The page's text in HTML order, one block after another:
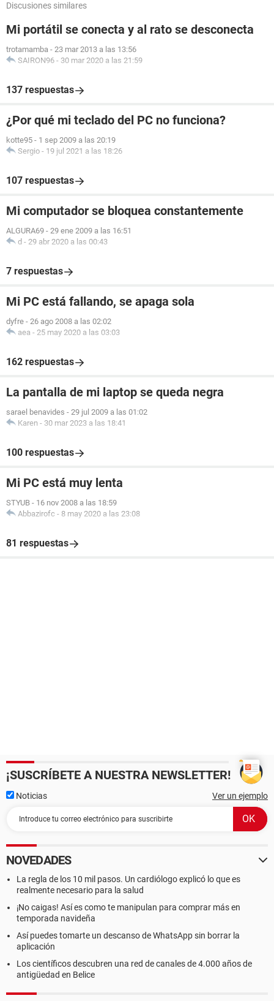
Discusiones similares
Mi portátil se conecta y al rato se desconecta
trotamamba - 23 mar 2013 a las 13:56
SAIRON96 - 30 mar 2020 a las 21:59
137 respuestas
¿Por qué mi teclado del PC no funciona?
kotte95 - 1 sep 2009 a las 20:19
Sergio - 19 jul 2021 a las 18:26
107 respuestas
Mi computador se bloquea constantemente
ALGURA69 - 29 ene 2009 a las 16:51
d - 29 abr 2020 a las 00:43
7 respuestas
Mi PC está fallando, se apaga sola
dyfre - 26 ago 2008 a las 02:02
aea - 25 may 2020 a las 03:03
162 respuestas
La pantalla de mi laptop se queda negra
sarael benavides - 29 jul 2009 a las 01:02
Karen - 30 mar 2023 a las 18:41
100 respuestas
Mi PC está muy lenta
STYUB - 16 nov 2008 a las 18:59
Abbazirofc - 8 may 2020 a las 23:08
81 respuestas
¡SUSCRÍBETE A NUESTRA NEWSLETTER!
Noticias Ver un ejemplo
NOVEDADES
La regla de los 10 mil pasos. Un cardiólogo explicó lo que es
realmente necesario para la salud
¡No caigas! Así es como te manipulan para comprar más en
temporada navideña
Así puedes tomarte un descanso de WhatsApp sin borrar la
aplicación
Los científicos descubren una red de canales de 4.000 años de
antigüedad en Belice